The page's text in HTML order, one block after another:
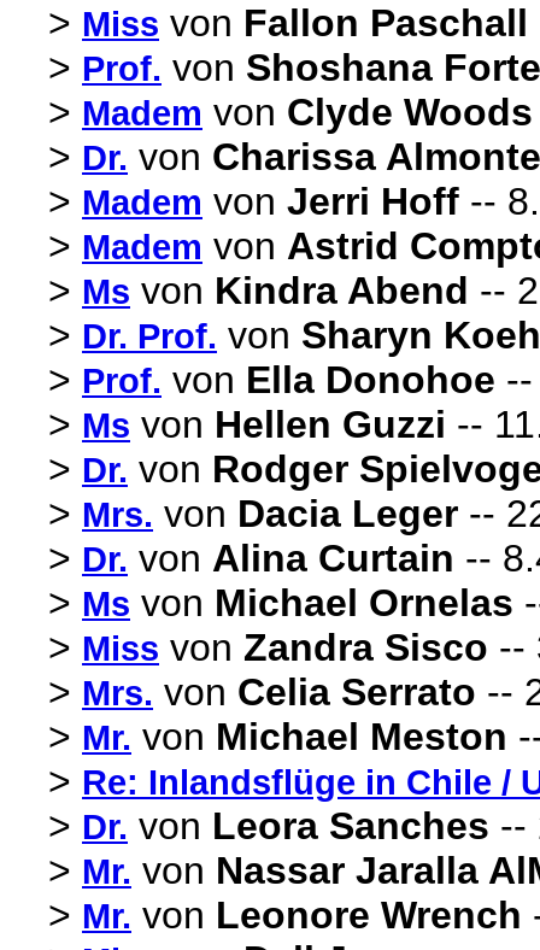
> Miss von Fallon Paschall
> Prof. von Shoshana Forte
> Madem von Clyde Woods
> Dr. von Charissa Almonte
> Madem von Jerri Hoff --
> Madem von Astrid
> Ms von Kindra Abend --
> Dr. Prof. von Sharyn
> Prof. von Ella Donohoe
> Ms von Hellen Guzzi --
> Dr. von Rodger
> Mrs. von Dacia Leger --
> Dr. von Alina Curtain --
> Ms von Michael Ornelas
> Miss von Zandra Sisco --
> Mrs. von Celia Serrato --
> Mr. von Michael Meston
> Re: Inlandsflüge in Chile /
> Dr. von Leora Sanches --
> Mr. von Nassar Jaralla
> Mr. von Leonore Wrench